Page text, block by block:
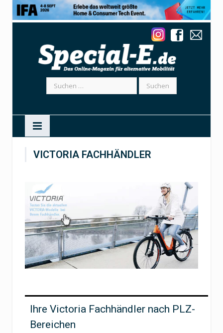
Suchen
nach:
VICTORIA FACHHÄNDLER
Ihre Victoria Fachhändler nach PLZ-
Bereichen